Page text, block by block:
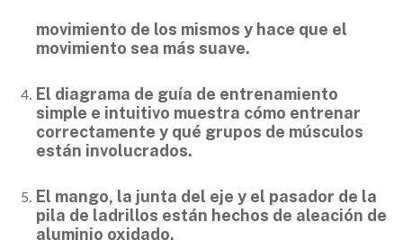
movimiento de los mismos y hace que el
movimiento sea más suave.
El diagrama de guía de entrenamiento
simple e intuitivo muestra cómo entrenar
correctamente y qué grupos de músculos
están involucrados.
El mango, la junta del eje y el pasador de la
pila de ladrillos están hechos de aleación de
aluminio oxidado.